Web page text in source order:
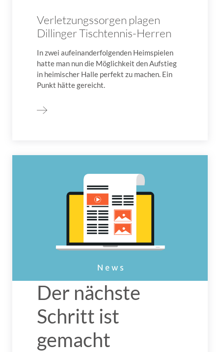
Verletzungssorgen plagen
Dillinger Tischtennis-Herren
In zwei aufeinanderfolgenden Heimspielen
hatte man nun die Möglichkeit den Aufstieg
in heimischer Halle perfekt zu machen. Ein
Punkt hätte gereicht.
Der nächste
Schritt ist
gemacht